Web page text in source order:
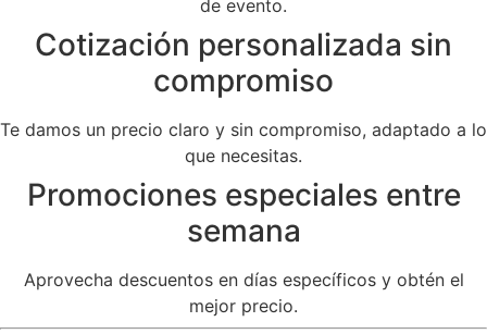
de evento.
Cotización personalizada sin
compromiso
Te damos un precio claro y sin compromiso, adaptado a lo
que necesitas.
Promociones especiales entre
semana
Aprovecha descuentos en días específicos y obtén el
mejor precio.